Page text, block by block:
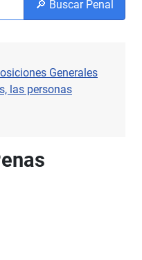
🔎 Buscar Penal
Generales
las personas